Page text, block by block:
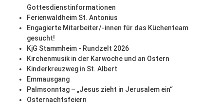
Gottesdienstinformationen
Ferienwaldheim St. Antonius
Engagierte Mitarbeiter/-innen für das Küchenteam
gesucht!
KjG Stammheim - Rundzelt 2026
Kirchenmusik in der Karwoche und an Ostern
Kinderkreuzweg in St. Albert
Emmausgang
Palmsonntag – „Jesus zieht in Jerusalem ein“
Osternachtsfeiern